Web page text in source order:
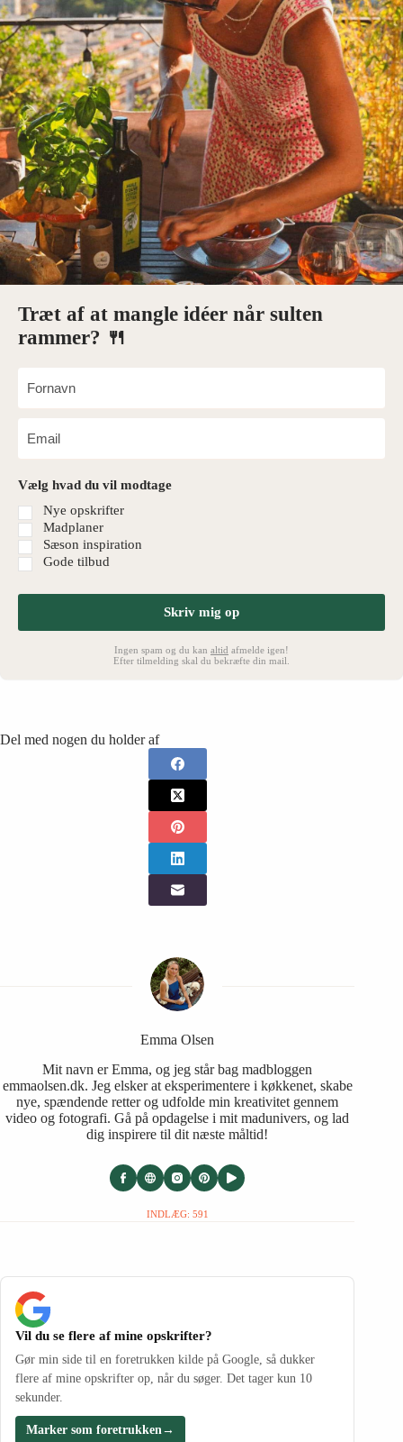
Træt af at mangle idéer når sulten
rammer? 🍴
Vælg hvad du vil modtage
Nye opskrifter
Madplaner
Sæson inspiration
Gode tilbud
Skriv mig op
Ingen spam og du kan altid afmelde igen!
Efter tilmelding skal du bekræfte din mail.
Del med nogen du holder af
Emma Olsen
Mit navn er Emma, og jeg står bag madbloggen
emmaolsen.dk. Jeg elsker at eksperimentere i køkkenet, skabe
nye, spændende retter og udfolde min kreativitet gennem
video og fotografi. Gå på opdagelse i mit madunivers, og lad
dig inspirere til dit næste måltid!
INDLÆG: 591
Vil du se flere af mine opskrifter?
Gør min side til en foretrukken kilde på Google, så dukker
flere af mine opskrifter op, når du søger. Det tager kun 10
sekunder.
Marker som foretrukken→